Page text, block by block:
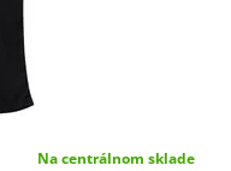
Na centrálnom sklade